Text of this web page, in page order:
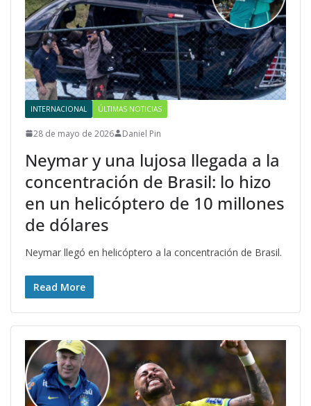
INTERNACIONAL ÚLTIMAS NOTICIAS
28 de mayo de 2026 Daniel Pin
Neymar y una lujosa llegada a la
concentración de Brasil: lo hizo
en un helicóptero de 10 millones
de dólares
Neymar llegó en helicóptero a la concentración de Brasil.
Read More